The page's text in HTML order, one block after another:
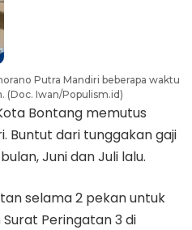
Putra Mandiri beberapa waktu
(Doc. Iwan/Populism.id)
Bontang memutus
Buntut dari tunggakan gaji
Juni dan Juli lalu.
selama 2 pekan untuk
Peringatan 3 di